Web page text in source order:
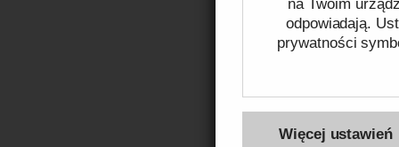
na Twoim
odpowiadają.
prywatności
Więcej na temat
Więcej ustawień
dane są